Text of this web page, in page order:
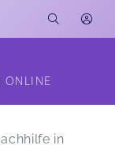
ONLINE
in